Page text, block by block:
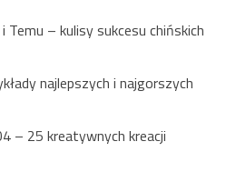
Temu – kulisy sukcesu chińskich
najlepszych i najgorszych
– 25 kreatywnych kreacji